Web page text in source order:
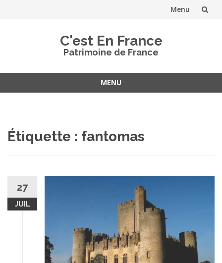
Menu
C'est En France
Patrimoine de France
MENU
Étiquette : fantomas
27
JUIL